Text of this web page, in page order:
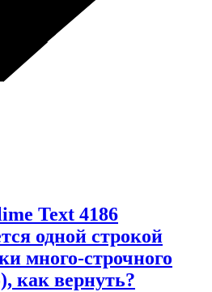
Text 4186
одной строкой
много-строчного
как вернуть?